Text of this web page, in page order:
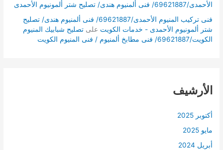
الأحمدى/69621887/ فنى ألمنيوم هندى/ تصليح شتر ألمونيوم الأحمدى
فنى تركيب المنيوم الأحمدى/69621887/ فنى ألمنيوم هندى/ تصليح
شتر ألمونيوم الأحمدى - خدمات الكويت علىتصليح شبابيك المنيوم
الكويت/69621887/ فنى مطابخ ألمنيوم / فنى المنيوم الكويت
الأرشيف
أكتوبر 2025
مايو 2025
أبريل 2024